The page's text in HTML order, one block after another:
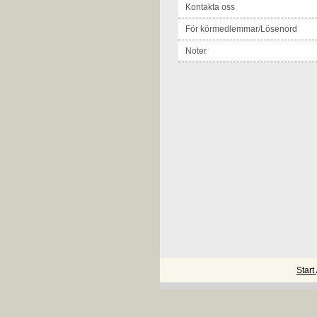
Kontakta oss
För körmedlemmar/Lösenord
Noter
Start